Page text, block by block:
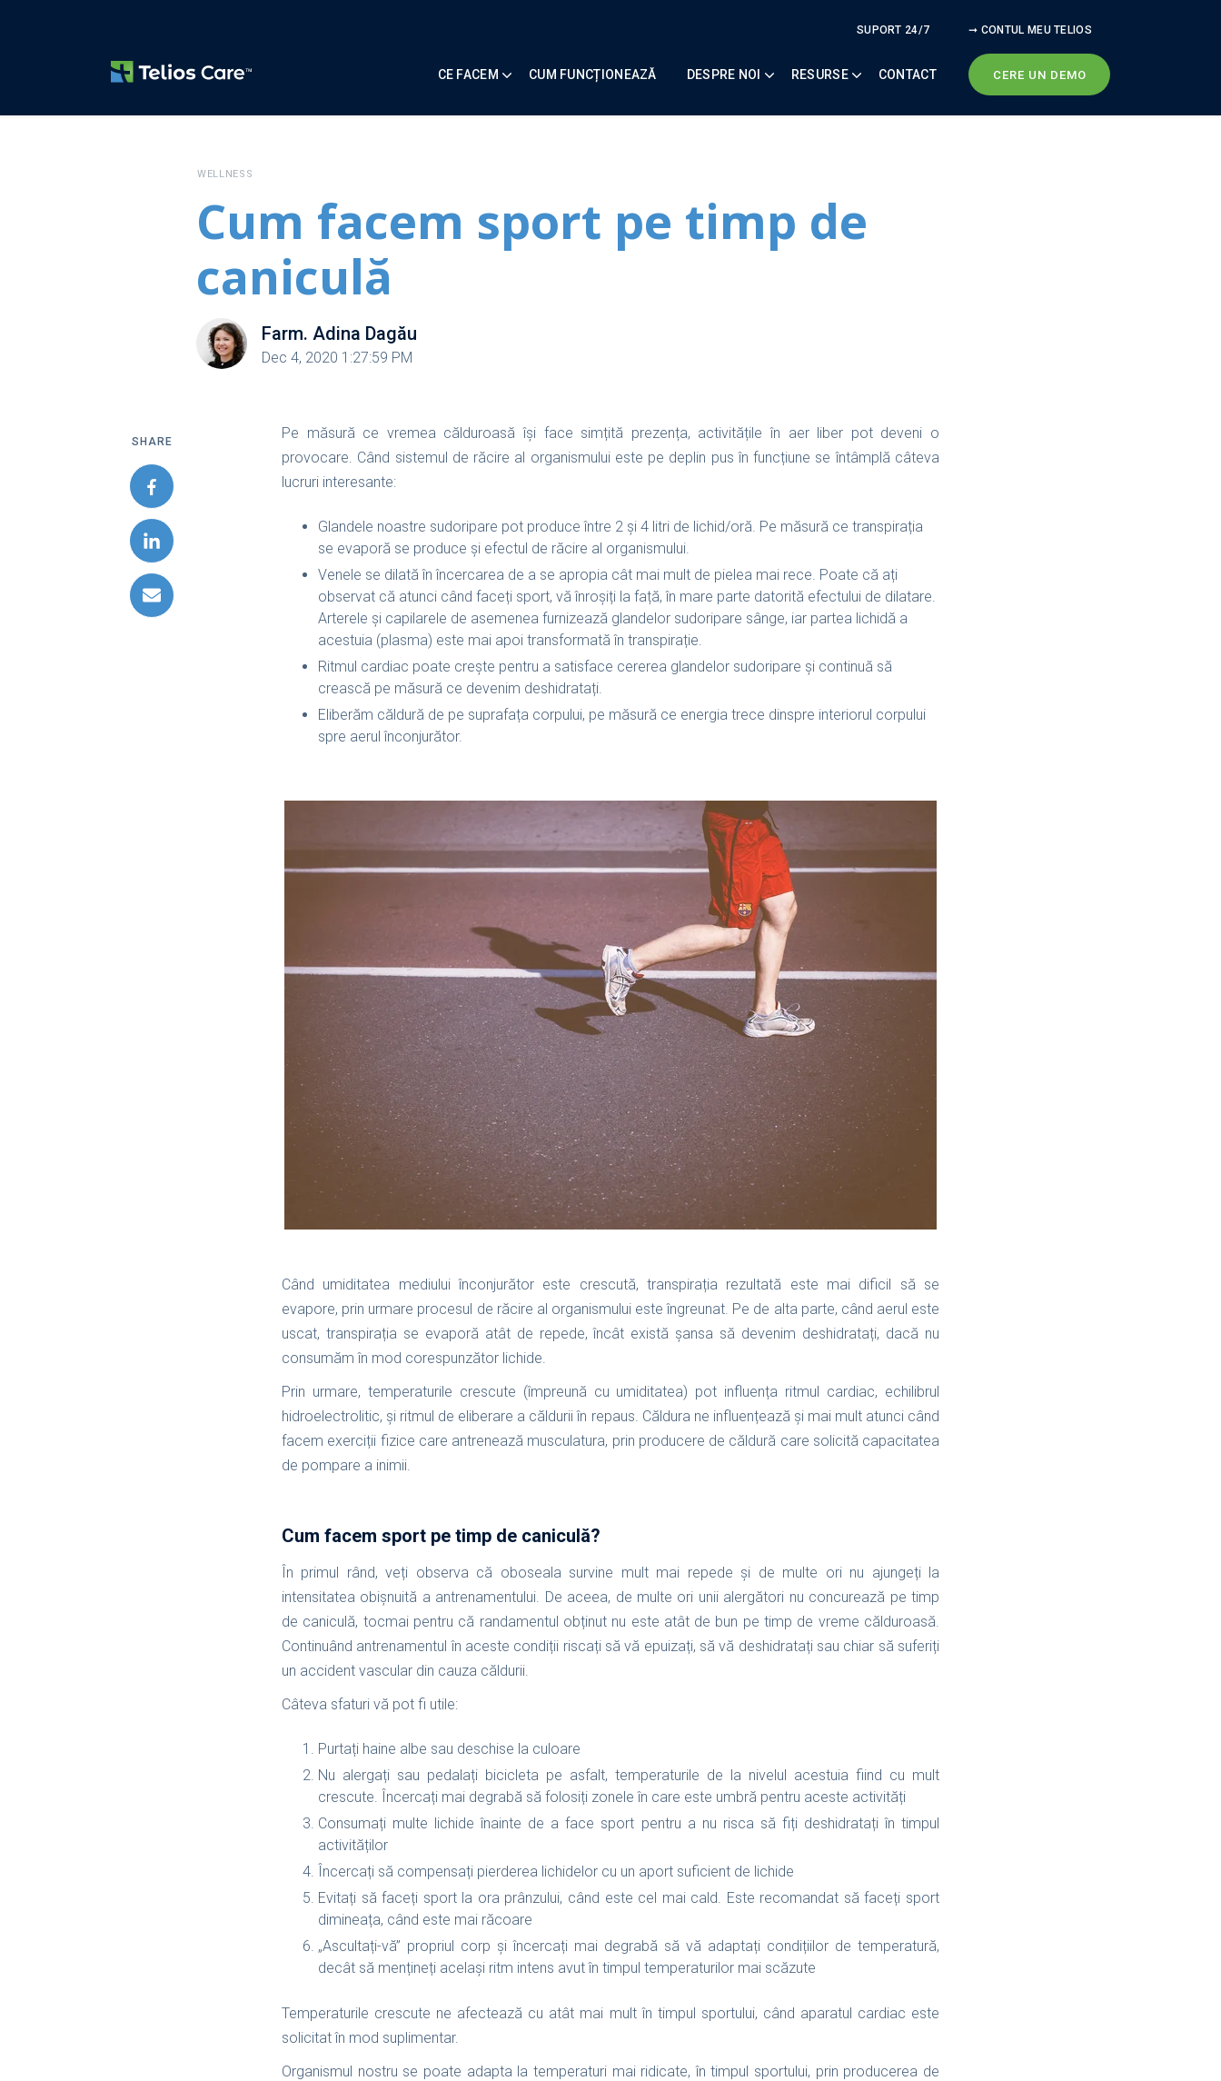
SUPORT 24/7 ➞ CONTUL MEU TELIOS
CE FACEM CUM FUNCȚIONEAZĂ DESPRE NOI RESURSE CONTACT CERE UN DEMO
WELLNESS
Cum facem sport pe timp de
caniculă
Farm. Adina Dagău
Dec 4, 2020 1:27:59 PM
SHARE
Pe măsură ce vremea călduroasă își face simțită prezența, activitățile în aer liber pot deveni o
provocare. Când sistemul de răcire al organismului este pe deplin pus în funcțiune se întâmplă câteva
lucruri interesante:
Glandele noastre sudoripare pot produce între 2 și 4 litri de lichid/oră. Pe măsură ce transpirația
se evaporă se produce și efectul de răcire al organismului.
Venele se dilată în încercarea de a se apropia cât mai mult de pielea mai rece. Poate că ați
observat că atunci când faceți sport, vă înroșiți la față, în mare parte datorită efectului de dilatare.
Arterele și capilarele de asemenea furnizează glandelor sudoripare sânge, iar partea lichidă a
acestuia (plasma) este mai apoi transformată în transpirație.
Ritmul cardiac poate crește pentru a satisface cererea glandelor sudoripare și continuă să
crească pe măsură ce devenim deshidratați.
Eliberăm căldură de pe suprafața corpului, pe măsură ce energia trece dinspre interiorul corpului
spre aerul înconjurător.
Când umiditatea mediului înconjurător este crescută, transpirația rezultată este mai dificil să se
evapore, prin urmare procesul de răcire al organismului este îngreunat. Pe de alta parte, când aerul este
uscat, transpirația se evaporă atât de repede, încât există șansa să devenim deshidratați, dacă nu
consumăm în mod corespunzător lichide.
Prin urmare, temperaturile crescute (împreună cu umiditatea) pot influența ritmul cardiac, echilibrul
hidroelectrolitic, și ritmul de eliberare a căldurii în repaus. Căldura ne influențează și mai mult atunci când
facem exerciții fizice care antrenează musculatura, prin producere de căldură care solicită capacitatea
de pompare a inimii.
Cum facem sport pe timp de caniculă?
În primul rând, veți observa că oboseala survine mult mai repede și de multe ori nu ajungeți la
intensitatea obișnuită a antrenamentului. De aceea, de multe ori unii alergători nu concurează pe timp
de caniculă, tocmai pentru că randamentul obținut nu este atât de bun pe timp de vreme călduroasă.
Continuând antrenamentul în aceste condiții riscați să vă epuizați, să vă deshidratați sau chiar să suferiți
un accident vascular din cauza căldurii.
Câteva sfaturi vă pot fi utile:
Purtați haine albe sau deschise la culoare
Nu alergați sau pedalați bicicleta pe asfalt, temperaturile de la nivelul acestuia fiind cu mult
crescute. Încercați mai degrabă să folosiți zonele în care este umbră pentru aceste activități
Consumați multe lichide înainte de a face sport pentru a nu risca să fiți deshidratați în timpul
activităților
Încercați să compensați pierderea lichidelor cu un aport suficient de lichide
Evitați să faceți sport la ora prânzului, când este cel mai cald. Este recomandat să faceți sport
dimineața, când este mai răcoare
„Ascultați-vă” propriul corp și încercați mai degrabă să vă adaptați condițiilor de temperatură,
decât să mențineți același ritm intens avut în timpul temperaturilor mai scăzute
Temperaturile crescute ne afectează cu atât mai mult în timpul sportului, când aparatul cardiac este
solicitat în mod suplimentar.
Organismul nostru se poate adapta la temperaturi mai ridicate, în timpul sportului, prin producerea de